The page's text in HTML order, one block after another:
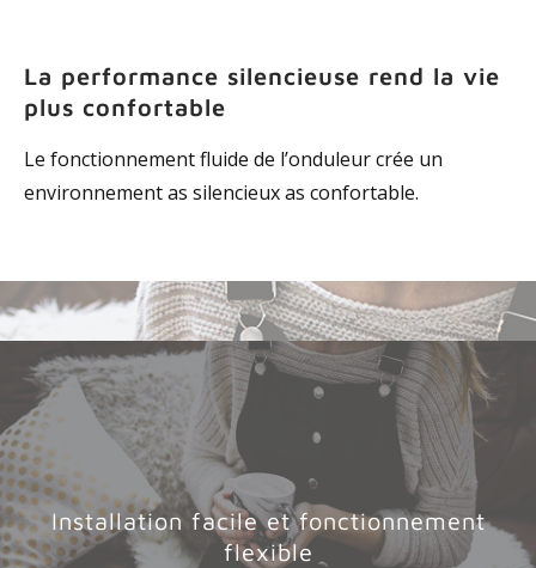
La performance silencieuse rend la vie
plus confortable
Le fonctionnement fluide de l’onduleur crée un
environnement as silencieux as confortable.
Installation facile et fonctionnement
flexible